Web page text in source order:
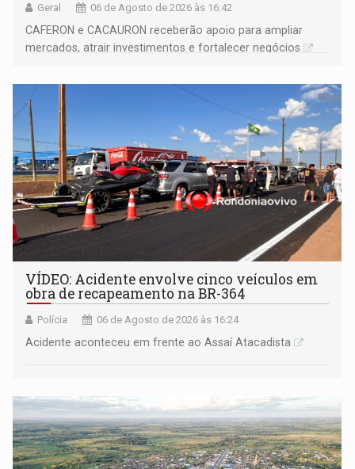
Geral 06 de Agosto de 2026 às 16:42
CAFERON e CACAURON receberão apoio para ampliar
mercados, atrair investimentos e fortalecer negócios
VÍDEO: Acidente envolve cinco veículos em
obra de recapeamento na BR-364
Polícia 06 de Agosto de 2026 às 16:24
Acidente aconteceu em frente ao Assaí Atacadista